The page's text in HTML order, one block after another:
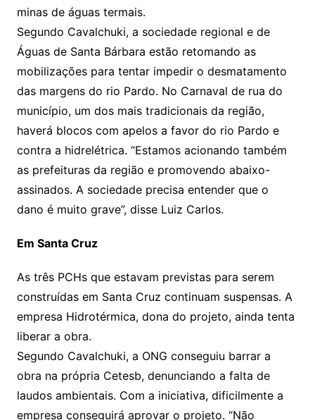
minas de águas termais.
Segundo Cavalchuki, a sociedade regional e de
Águas de Santa Bárbara estão retomando as
mobilizações para tentar impedir o desmatamento
das margens do rio Pardo. No Carnaval de rua do
município, um dos mais tradicionais da região,
haverá blocos com apelos a favor do rio Pardo e
contra a hidrelétrica. “Estamos acionando também
as prefeituras da região e promovendo abaixo-
assinados. A sociedade precisa entender que o
dano é muito grave”, disse Luiz Carlos.
Em Santa Cruz
As três PCHs que estavam previstas para serem
construídas em Santa Cruz continuam suspensas. A
empresa Hidrotérmica, dona do projeto, ainda tenta
liberar a obra.
Segundo Cavalchuki, a ONG conseguiu barrar a
obra na própria Cetesb, denunciando a falta de
laudos ambientais. Com a iniciativa, dificilmente a
empresa conseguirá aprovar o projeto. “Não